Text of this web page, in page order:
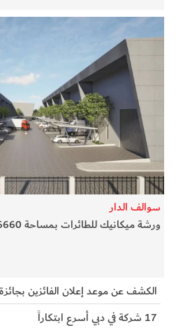
سوالف الدار
ورشة ميكانيك للطائرات بمساحة 16660م2 في دبي
الكشف عن موعد إعلان الفائزين
17 شركة في دبي أسرع ابتكاراً